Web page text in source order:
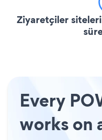
Ziyaretçiler
Every
works on